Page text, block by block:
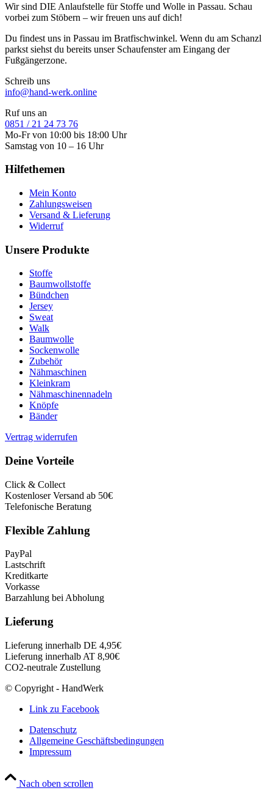
Wir sind DIE Anlaufstelle für Stoffe und Wolle in Passau. Schau
vorbei zum Stöbern – wir freuen uns auf dich!
Du findest uns in Passau im Bratfischwinkel. Wenn du am Schanzl
parkst siehst du bereits unser Schaufenster am Eingang der
Fußgängerzone.
Schreib uns
info@hand-werk.online
Ruf uns an
0851 / 21 24 73 76
Mo-Fr von 10:00 bis 18:00 Uhr
Samstag von 10 – 16 Uhr
Hilfethemen
Mein Konto
Zahlungsweisen
Versand & Lieferung
Widerruf
Unsere Produkte
Stoffe
Baumwollstoffe
Bündchen
Jersey
Sweat
Walk
Baumwolle
Sockenwolle
Zubehör
Nähmaschinen
Kleinkram
Nähmaschinennadeln
Knöpfe
Bänder
Vertrag widerrufen
Deine Vorteile
Click & Collect
Kostenloser Versand ab 50€
Telefonische Beratung
Flexible Zahlung
PayPal
Lastschrift
Kreditkarte
Vorkasse
Barzahlung bei Abholung
Lieferung
Lieferung innerhalb DE 4,95€
Lieferung innerhalb AT 8,90€
CO2-neutrale Zustellung
© Copyright - HandWerk
Link zu Facebook
Datenschutz
Allgemeine Geschäftsbedingungen
Impressum
Nach oben scrollen